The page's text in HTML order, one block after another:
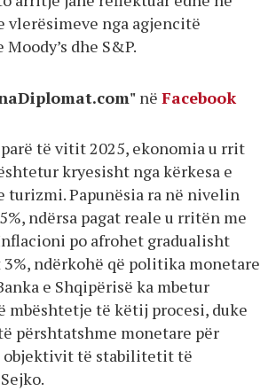
vlerësimeve nga agjencitë
dhe S&P.
në Facebook
parë të vitit 2025, ekonomia u rrit
kryesisht nga kërkesa e
turizmi. Papunësia ra në nivelin
ndërsa pagat reale u rritën me
po afrohet gradualisht
ndërkohë që politika monetare
e Shqipërisë ka mbetur
mbështetje të këtij procesi, duke
përshtatshme monetare për
objektivit të stabilitetit të